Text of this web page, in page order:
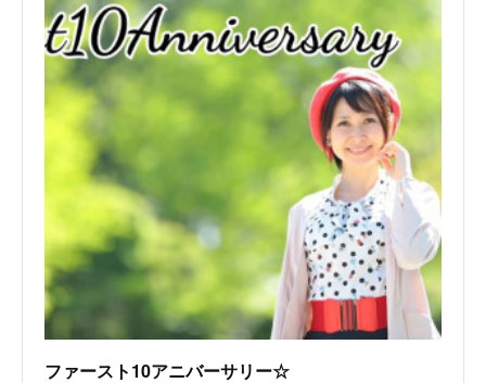
ファースト10アニバーサリー☆